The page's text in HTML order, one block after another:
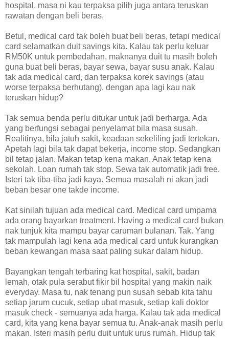
hospital, masa ni kau terpaksa pilih juga antara teruskan
rawatan dengan beli beras.
Betul, medical card tak boleh buat beli beras, tetapi medical
card selamatkan duit savings kita. Kalau tak perlu keluar
RM50K untuk pembedahan, maknanya duit tu masih boleh
guna buat beli beras, bayar sewa, bayar susu anak. Kalau
tak ada medical card, dan terpaksa korek savings (atau
worse terpaksa berhutang), dengan apa lagi kau nak
teruskan hidup?
Tak semua benda perlu ditukar untuk jadi berharga. Ada
yang berfungsi sebagai penyelamat bila masa susah.
Realitinya, bila jatuh sakit, keadaan sekeliling jadi tertekan.
Apetah lagi bila tak dapat bekerja, income stop. Sedangkan
bil tetap jalan. Makan tetap kena makan. Anak tetap kena
sekolah. Loan rumah tak stop. Sewa tak automatik jadi free.
Isteri tak tiba-tiba jadi kaya. Semua masalah ni akan jadi
beban besar one takde income.
Kat sinilah tujuan ada medical card. Medical card umpama
ada orang bayarkan treatment. Having a medical card bukan
nak tunjuk kita mampu bayar caruman bulanan. Tak. Yang
tak mampulah lagi kena ada medical card untuk kurangkan
beban kewangan masa saat paling sukar dalam hidup.
Bayangkan tengah terbaring kat hospital, sakit, badan
lemah, otak pula serabut fikir bil hospital yang makin naik
everyday. Masa tu, nak tenang pun susah sebab kita tahu
setiap jarum cucuk, setiap ubat masuk, setiap kali doktor
masuk check - semuanya ada harga. Kalau tak ada medical
card, kita yang kena bayar semua tu. Anak-anak masih perlu
makan. Isteri masih perlu duit untuk urus rumah. Hidup tak